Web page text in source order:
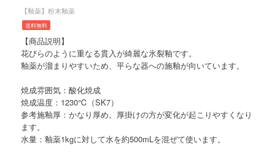
【釉薬】粉末釉薬
送料無料
【商品説明】
花びらのように重なる貫入が綺麗な氷裂釉です。
釉薬が溜まりやすいため、平らな器への施釉が向いています。
焼成雰囲気：酸化焼成
焼成温度：1230℃（SK7）
参考施釉厚：かなり厚め。厚掛けの方が変化が起こりやすくなり
ます。
水量：釉薬1kgに対して水を約500mLを混ぜて使います。